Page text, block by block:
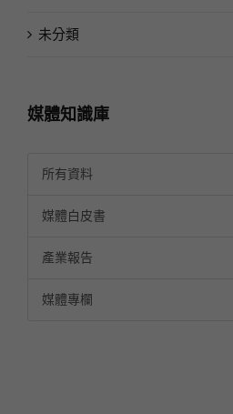
未分類
媒體知識庫
所有資料
媒體白皮書
產業報告
媒體專欄